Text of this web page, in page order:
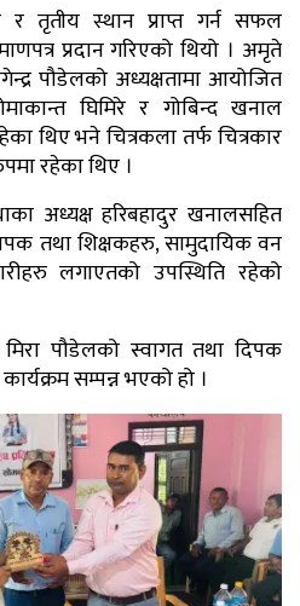
र तृतीय स्थान प्राप्त गर्न सफल
प्रदान गरिएको थियो । अमृते
पौडेलको अध्यक्षतामा आयोजित
घिमिरे र गोबिन्द खनाल
थिए भने चित्रकला तर्फ चित्रकार
रहेका थिए ।
अध्यक्ष हरिबहादुर खनालसहित
तथा शिक्षकहरु, सामुदायिक वन
लगाएतको उपस्थिति रहेको
पौडेलको स्वागत तथा दिपक
सम्पन्न भएको हो ।